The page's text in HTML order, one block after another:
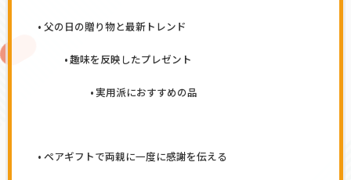
父の日の贈り物と最新トレンド
趣味を反映したプレゼント
実用派におすすめの品
ペアギフトで両親に一度に感謝を伝える